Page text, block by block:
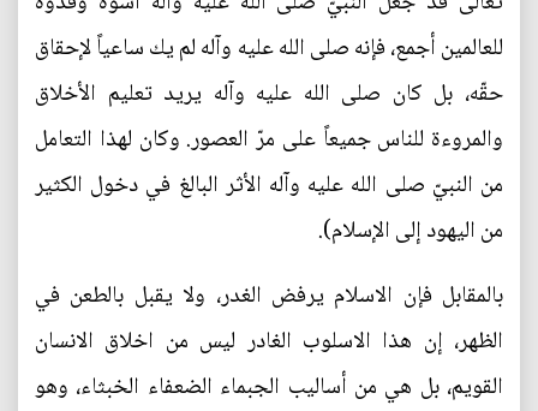
للعالمين أجمع، فإنه صلى الله عليه وآله لم يك ساعياً لإحقاق
حقّه، بل كان صلى الله عليه وآله يريد تعليم الأخلاق
والمروءة للناس جميعاً على مرّ العصور. وكان لهذا التعامل
من النبيّ صلى الله عليه وآله الأثر البالغ في دخول الكثير
من اليهود إلى الإسلام).
بالمقابل فإن الاسلام يرفض الغدر، ولا يقبل بالطعن في
الظهر، إن هذا الاسلوب الغادر ليس من اخلاق الانسان
القويم، بل هي من أساليب الجبماء الضعفاء الخبثاء، وهو